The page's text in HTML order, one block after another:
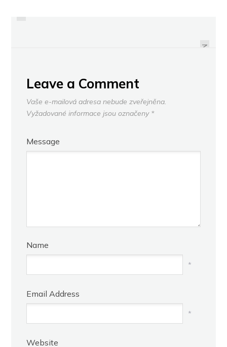
NEXT
Leave a Comment
Vaše e-mailová adresa nebude zveřejněna.
Vyžadované informace jsou označeny *
Message
Name
*
Email Address
*
Website